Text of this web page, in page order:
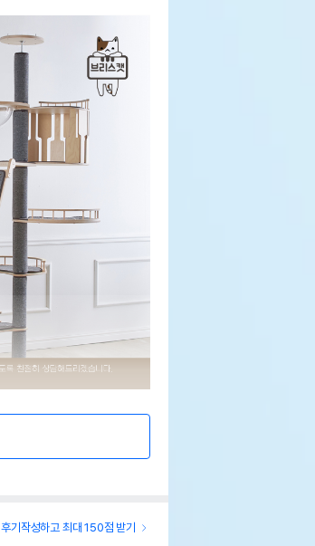
후기작성하고 최대 150점 받기